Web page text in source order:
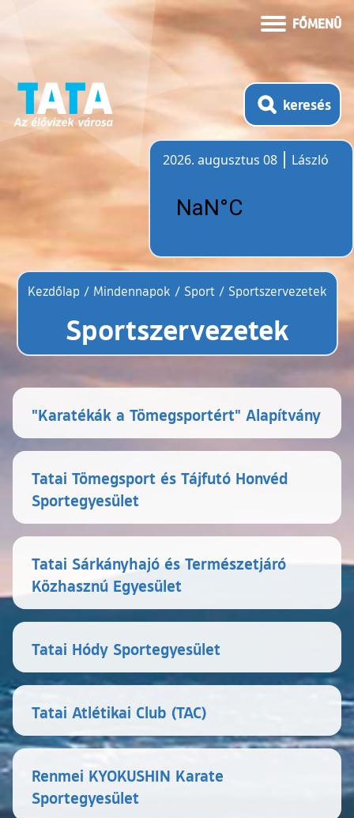
FŐMENÜ
keresés
2026. augusztus 08
László
Kezdőlap / Mindennapok / Sport / Sportszervezetek
Sportszervezetek
"Karatékák a Tömegsportért" Alapítvány
Tatai Tömegsport és Tájfutó Honvéd
Sportegyesület
Tatai Sárkányhajó és Természetjáró
Közhasznú Egyesület
Tatai Hódy Sportegyesület
Tatai Atlétikai Club (TAC)
Renmei KYOKUSHIN Karate
Sportegyesület